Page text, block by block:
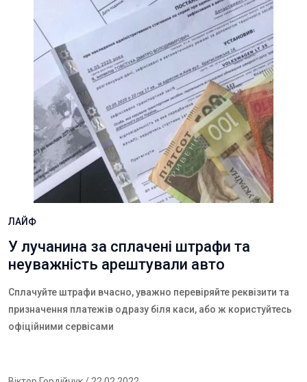
ЛАЙФ
У лучанина за сплачені штрафи та
неуважність арештували авто
Сплачуйте штрафи вчасно, уважно перевіряйте реквізити та
призначення платежів одразу біля каси, або ж користуйтесь
офіційними сервісами